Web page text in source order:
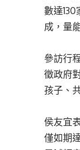
數達
成，量
參訪行
徵政府
孩子、
侯友宜
僅如期